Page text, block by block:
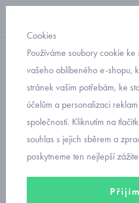
ponožky
Mayoral 4
pro miminko
49
Cookies
Používáme soubory cookie
vašeho oblíbeného e-shopu,
stránek vašim potřebám, ke
účelům a personalizaci
společností. Kliknutím na
souhlas s jejich sběrem a
poskytneme ten nejlepší